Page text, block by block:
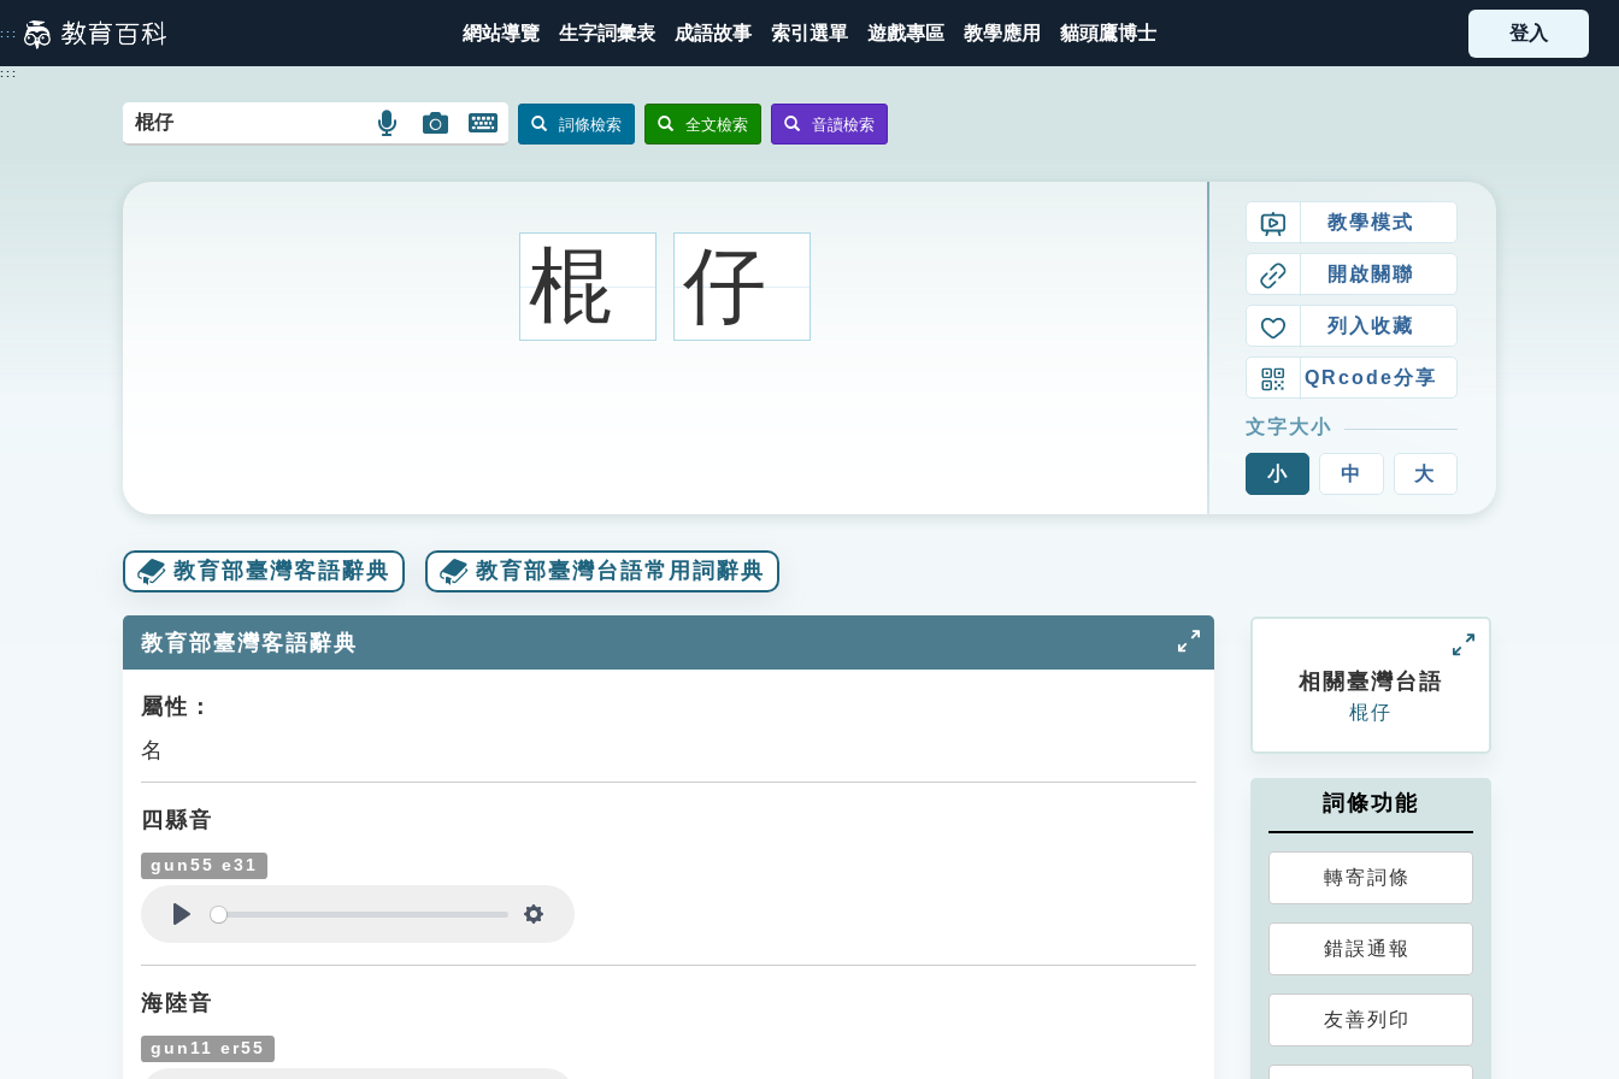
到
主
::: 網站導覽 生字詞彙表 成語故事 索引選單 遊戲專區 教學應用 貓頭鷹博士 登入
:::
語
搜
圖
搜
開
鍵
詞條檢索 全文檢索 音讀檢索
棍 仔
教學模式
開啟關聯
列入收藏
QRcode分享
文字大小
小 中 大
教育部臺灣客語辭典 教育部臺灣台語常用詞辭典
教育部臺灣客語辭典
屬性：
名
四縣音
gun55 e31
海陸音
gun11 er55
相關臺灣台語
棍仔
詞條功能
轉寄詞條
錯誤通報
友善列印